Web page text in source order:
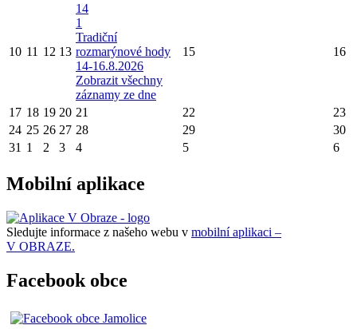
10 11 12 13
14
1
Tradiční
rozmarýnové hody
14-16.8.2026
Zobrazit všechny
záznamy ze dne
15 16
17 18 19 20 21 22
23
24 25 26 27 28 29
30
31 1 2 3 4 5 6
Mobilní aplikace
Sledujte informace z našeho webu v mobilní aplikaci –
V OBRAZE.
Facebook obce